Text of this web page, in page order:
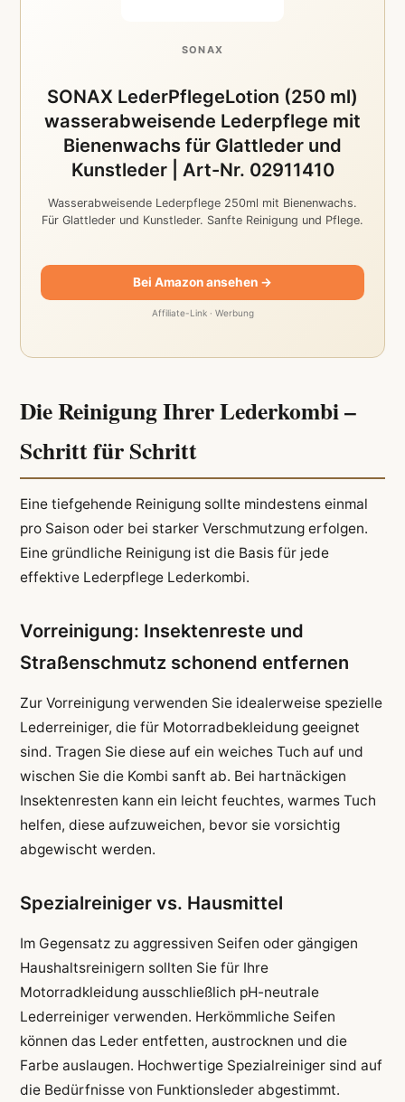
SONAX
SONAX LederPflegeLotion (250 ml)
wasserabweisende Lederpflege mit
Bienenwachs für Glattleder und
Kunstleder | Art-Nr. 02911410
Wasserabweisende Lederpflege 250ml mit Bienenwachs.
Für Glattleder und Kunstleder. Sanfte Reinigung und Pflege.
Bei Amazon ansehen →
Affiliate-Link · Werbung
Die Reinigung Ihrer Lederkombi –
Schritt für Schritt
Eine tiefgehende Reinigung sollte mindestens einmal
pro Saison oder bei starker Verschmutzung erfolgen.
Eine gründliche Reinigung ist die Basis für jede
effektive Lederpflege Lederkombi.
Vorreinigung: Insektenreste und
Straßenschmutz schonend entfernen
Zur Vorreinigung verwenden Sie idealerweise spezielle
Lederreiniger, die für Motorradbekleidung geeignet
sind. Tragen Sie diese auf ein weiches Tuch auf und
wischen Sie die Kombi sanft ab. Bei hartnäckigen
Insektenresten kann ein leicht feuchtes, warmes Tuch
helfen, diese aufzuweichen, bevor sie vorsichtig
abgewischt werden.
Spezialreiniger vs. Hausmittel
Im Gegensatz zu aggressiven Seifen oder gängigen
Haushaltsreinigern sollten Sie für Ihre
Motorradkleidung ausschließlich pH-neutrale
Lederreiniger verwenden. Herkömmliche Seifen
können das Leder entfetten, austrocknen und die
Farbe auslaugen. Hochwertige Spezialreiniger sind auf
die Bedürfnisse von Funktionsleder abgestimmt.